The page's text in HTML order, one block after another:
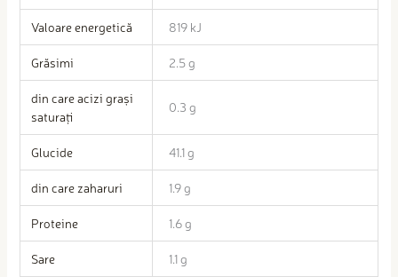
Valoare energetică 819 kJ
Grăsimi 2.5 g
din care acizi grași
saturați
0.3 g
Glucide 41.1 g
din care zaharuri 1.9 g
Proteine 1.6 g
Sare 1.1 g